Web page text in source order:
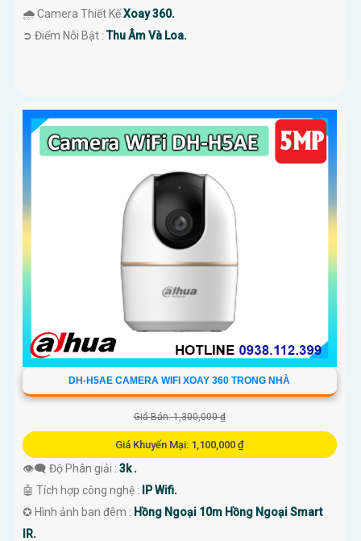
🌧️ Camera Thiết KếXoay 360.
️➲ Điểm Nỗi Bật :Thu Âm Và Loa.
DH-H5AE CAMERA WIFI XOAY 360 TRONG NHÀ
Giá Bán: 1,300,000 ₫
Giá Khuyến Mại: 1,100,000 ₫
👁️‍🗨 Độ Phân giải : 3k .
🤖️ Tích hợp công nghệ : IP Wifi.
✪ Hình ảnh ban đêm : Hồng Ngoại 10m Hồng Ngoại Smart
IR.